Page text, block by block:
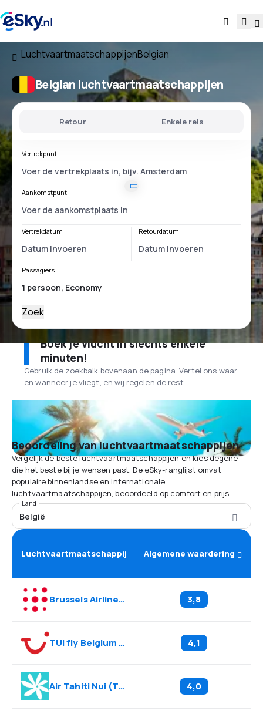
LuchtvaartmaatschappijenBelgian
Belgian luchtvaartmaatschappijen
Retour Enkele reis
Vertrekpunt
Aankomstpunt
Vertrekdatum Retourdatum
Passagiers
Zoek
Boek je vlucht in slechts enkele
minuten!
Gebruik de zoekbalk bovenaan de pagina. Vertel ons waar
en wanneer je vliegt, en wij regelen de rest.
Beoordeling van luchtvaartmaatschappijen
Vergelijk de beste luchtvaartmaatschappijen en kies degene
die het beste bij je wensen past. De eSky-ranglijst omvat
populaire binnenlandse en internationale
luchtvaartmaatschappijen, beoordeeld op comfort en prijs.
Land
België
Luchtvaartmaatschappij Algemene waardering
Brussels Airlines( 3,8
TUI fly Belgium TB 4,1
Air Tahiti Nui (TN 4,0